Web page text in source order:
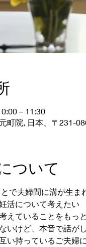
– 11:30
町院, 日本、〒231-
ついて
で夫婦間に溝が生ま
活について考えたい
えていることをもっ
いけど、本音で話が
い持っているご夫婦